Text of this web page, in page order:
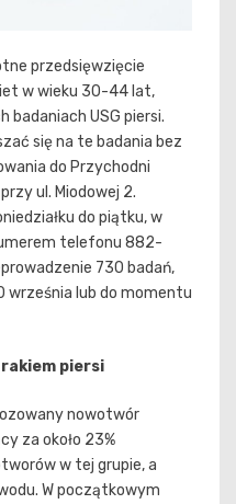
przedsięwzięcie
w wieku 30-44 lat,
USG piersi.
się na te badania bez
do Przychodni
ul. Miodowej 2.
do piątku, w
telefonu 882-
730 badań,
września lub do momentu
piersi
nowotwór
za około 23%
w tej grupie, a
W początkowym